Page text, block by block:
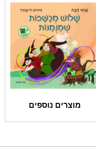
מוצרים נוספים